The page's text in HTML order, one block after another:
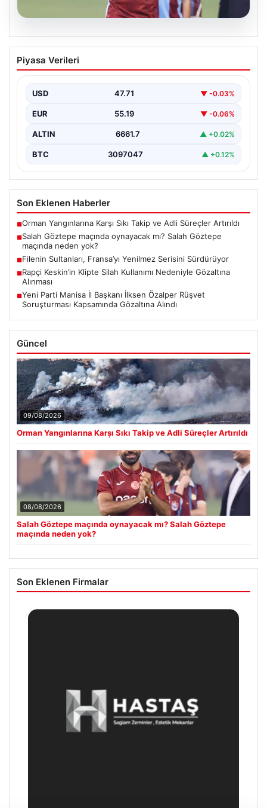
08.08.2026
Salah Göztepe maçında oynayacak mı?
Salah Göztepe maçında neden yok?
Piyasa Verileri
USD 47.71 ▼ -0.03%
EUR 55.19 ▼ -0.06%
ALTIN 6661.7 ▲ +0.02%
BTC 3097047 ▲ +0.12%
Son Eklenen Haberler
■Orman Yangınlarına Karşı Sıkı Takip ve Adli Süreçler Artırıldı
■Salah Göztepe maçında oynayacak mı? Salah Göztepe
maçında neden yok?
■Filenin Sultanları, Fransa’yı Yenilmez Serisini Sürdürüyor
■Rapçi Keskin’in Klipte Silah Kullanımı Nedeniyle Gözaltına
Alınması
■Yeni Parti Manisa İl Başkanı İlksen Özalper Rüşvet
Soruşturması Kapsamında Gözaltına Alındı
Güncel
09/08/2026
Orman Yangınlarına Karşı Sıkı Takip ve Adli Süreçler Artırıldı
08/08/2026
Salah Göztepe maçında oynayacak mı? Salah Göztepe
maçında neden yok?
Son Eklenen Firmalar